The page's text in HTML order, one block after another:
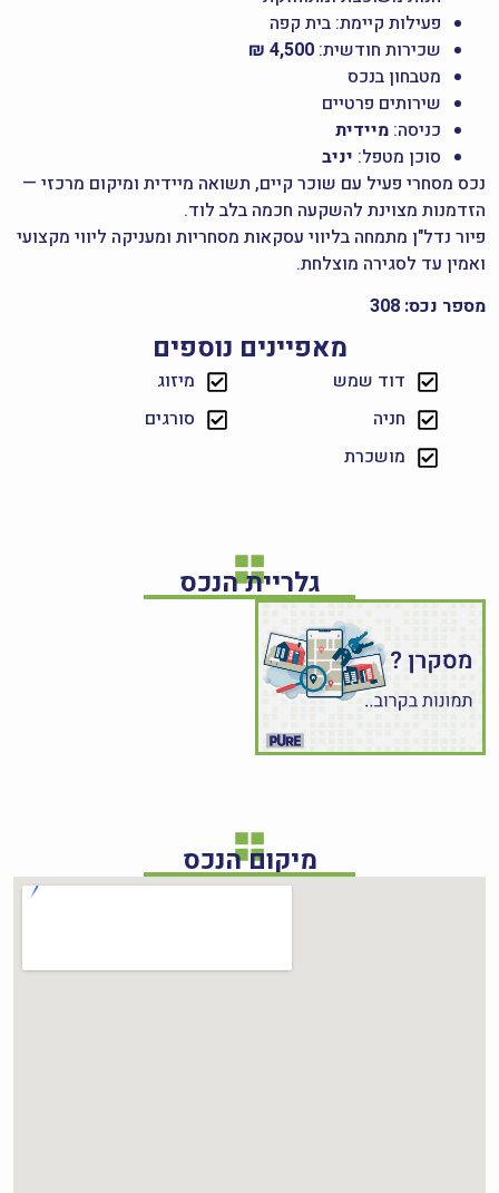
פעילות קיימת: בית קפה
שכירות חודשית: 4,500 ₪
מטבחון בנכס
שירותים פרטיים
כניסה: מיידית
סוכן מטפל: יניב
נכס מסחרי פעיל עם שוכר קיים, תשואה מיידית ומיקום מרכזי —
הזדמנות מצוינת להשקעה חכמה בלב לוד.
פיור נדל"ן מתמחה בליווי עסקאות מסחריות ומעניקה ליווי מקצועי
ואמין עד לסגירה מוצלחת.
מספר נכס: 308
מאפיינים נוספים
דוד שמש
מיזוג
חניה
סורגים
מושכרת
גלריית הנכס
מיקום הנכס